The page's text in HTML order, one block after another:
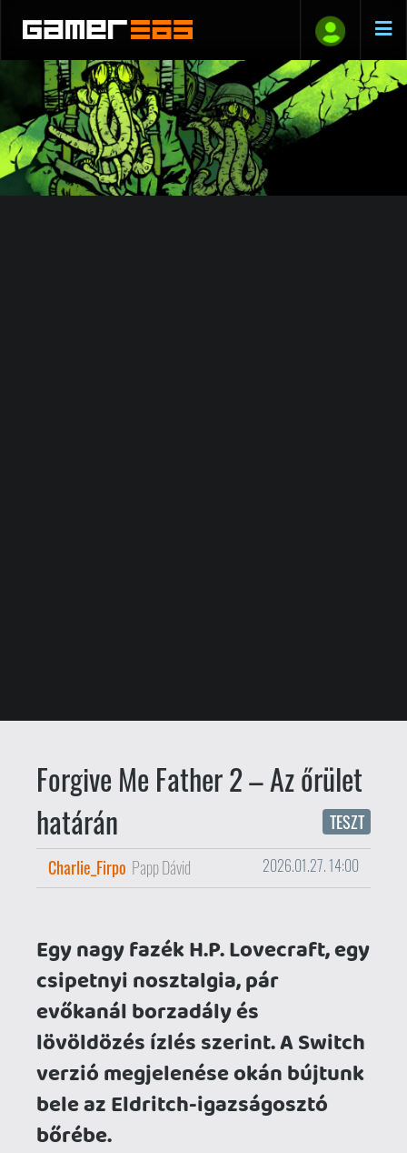
Egy nagy fazék H.P. Lovecraft, egy
evőkanál borzadály és
lövöldözés ízlés szerint. A Switch
verzió megjelenése okán bújtunk
bele az Eldritch-igazságosztó
bőrébe.
régen” őrülete, melynek részeként a film-
és zeneipar mellett játékfejlesztők is
előszeretettel porolnak le régi
klasszikusokat kicicomázva/
újragondolva, esetenként csak tessék-
lássék jelleggel minimális
változtatásokkal újra kiadva, vagy éppen
új alkotásokkal megragadva a múlt
esszenciáját, hangulatát. Utóbbi
szellemben érkezett meg 2022-ben a